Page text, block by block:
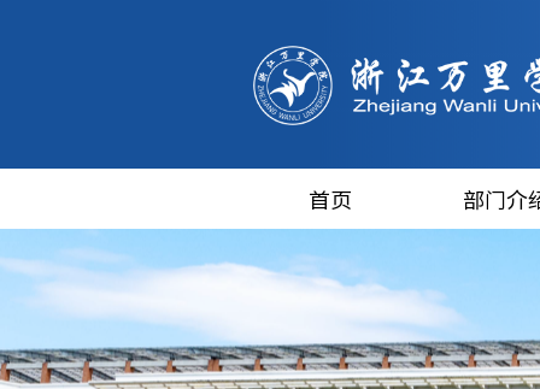
首页 部门介